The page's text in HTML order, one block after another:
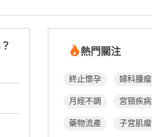
熱門關注
終止懷孕 婦科腫瘤
月經不調 宮頸疾病
藥物流產 子宮肌瘤